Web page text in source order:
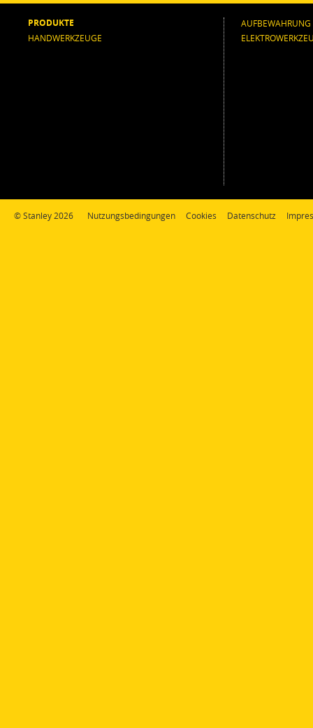
PRODUKTE
HANDWERKZEUGE
AUFBEWAHRUNG
© Stanley 2026 Nutzungsbedingungen Cookies Datenschutz